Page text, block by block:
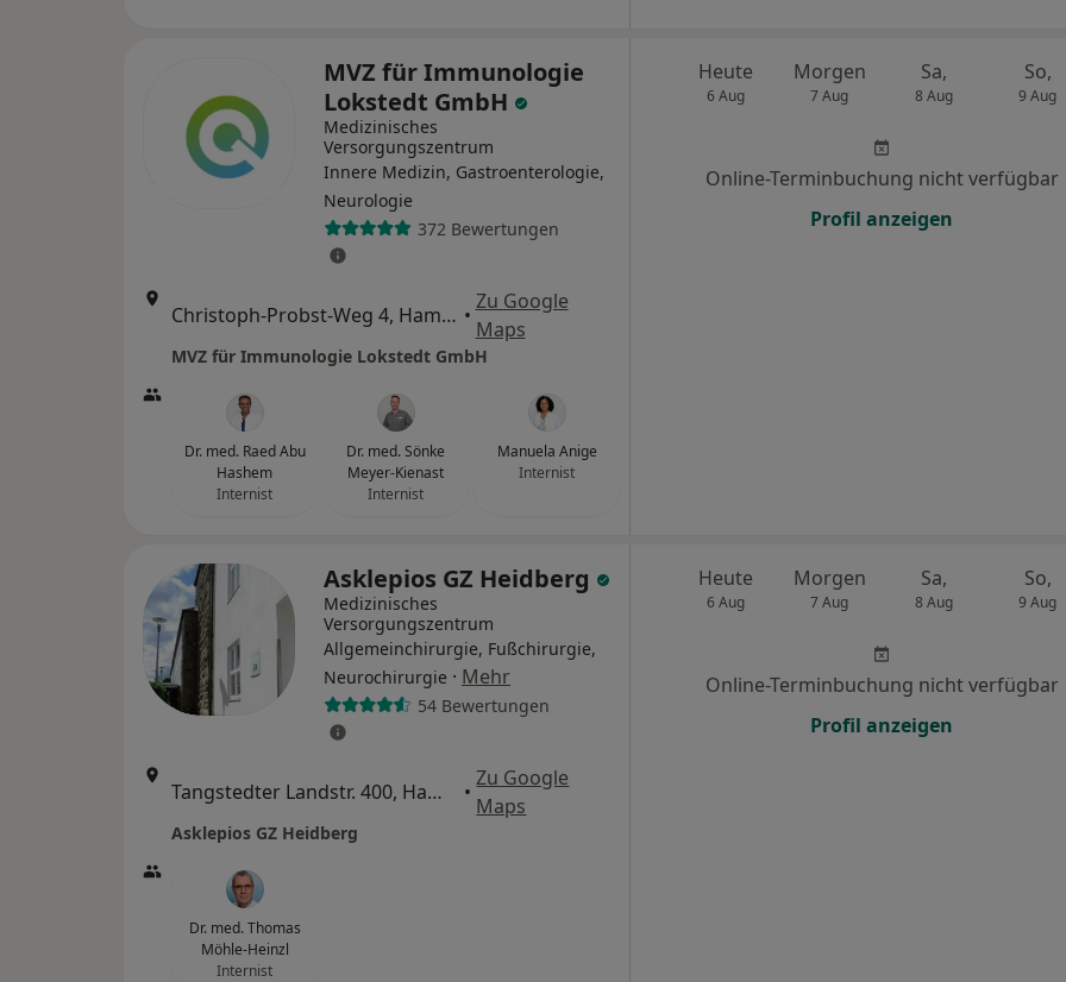
MVZ für Immunologie
Lokstedt GmbH
Medizinisches
Versorgungszentrum
Innere Medizin, Gastroenterologie,
Neurologie
372 Bewertungen
Christoph-Probst-Weg 4, Hamburg •
Zu Google
Maps
MVZ für Immunologie Lokstedt GmbH
Dr. med. Raed Abu
Hashem
Internist
Dr. med. Sönke
Meyer-Kienast
Internist
Manuela Anige
Internist
Heute
6 Aug
Morgen
7 Aug
Sa,
8 Aug
So,
9 Aug
Online-Terminbuchung nicht verfügbar
Profil anzeigen
Asklepios GZ Heidberg
Medizinisches
Versorgungszentrum
Allgemeinchirurgie, Fußchirurgie,
Neurochirurgie · Mehr
54 Bewertungen
Tangstedter Landstr. 400, Hamburg •
Zu Google
Maps
Asklepios GZ Heidberg
Dr. med. Thomas
Möhle-Heinzl
Internist
Heute
6 Aug
Morgen
7 Aug
Sa,
8 Aug
So,
9 Aug
Online-Terminbuchung nicht verfügbar
Profil anzeigen